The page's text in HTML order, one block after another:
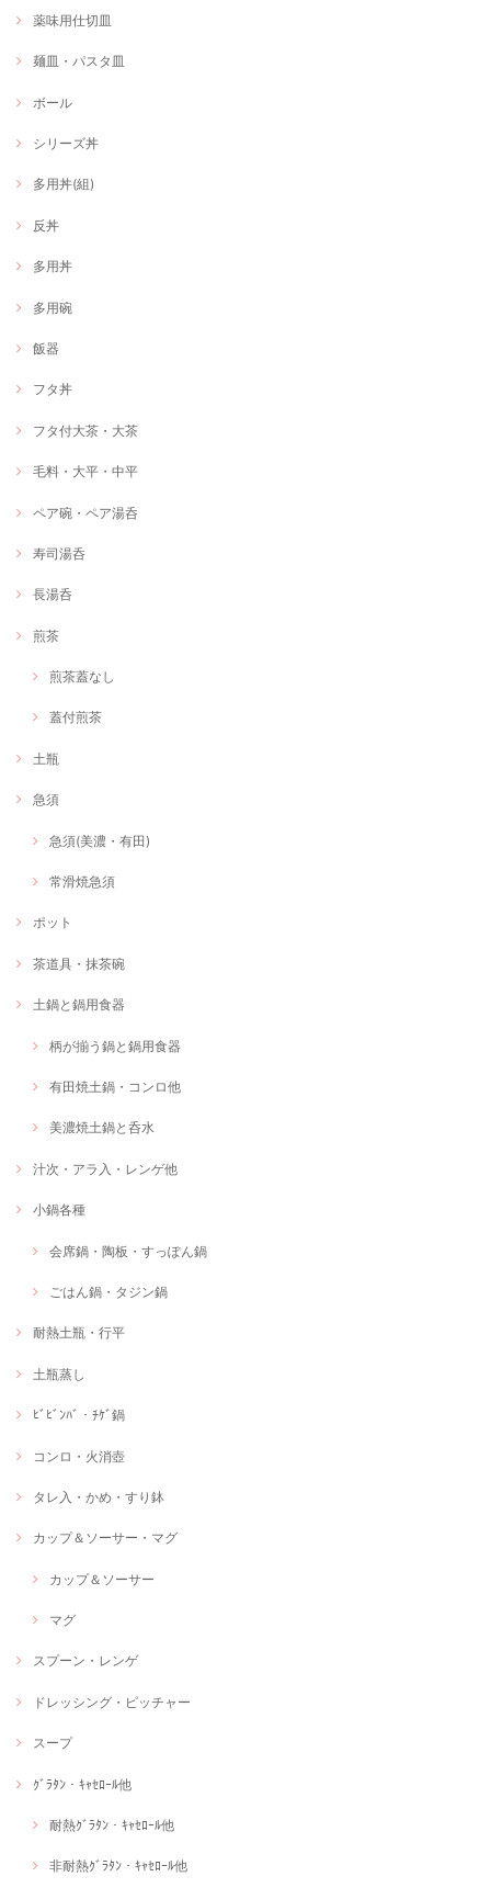
薬味用仕切皿
麺皿・パスタ皿
ボール
シリーズ丼
多用丼(組)
反丼
多用丼
多用碗
飯器
フタ丼
フタ付大茶・大茶
毛料・大平・中平
ペア碗・ペア湯呑
寿司湯呑
長湯呑
煎茶
煎茶蓋なし
蓋付煎茶
土瓶
急須
急須(美濃・有田)
常滑焼急須
ポット
茶道具・抹茶碗
土鍋と鍋用食器
柄が揃う鍋と鍋用食器
有田焼土鍋・コンロ他
美濃焼土鍋と呑水
汁次・アラ入・レンゲ他
小鍋各種
会席鍋・陶板・すっぽん鍋
ごはん鍋・タジン鍋
耐熱土瓶・行平
土瓶蒸し
ﾋﾞﾋﾞﾝﾊﾞ・ﾁｹﾞ鍋
コンロ・火消壺
タレ入・かめ・すり鉢
カップ＆ソーサー・マグ
カップ＆ソーサー
マグ
スプーン・レンゲ
ドレッシング・ピッチャー
スープ
ｸﾞﾗﾀﾝ・ｷｬｾﾛｰﾙ他
耐熱ｸﾞﾗﾀﾝ・ｷｬｾﾛｰﾙ他
非耐熱ｸﾞﾗﾀﾝ・ｷｬｾﾛｰﾙ他